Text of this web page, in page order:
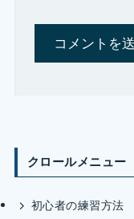
クロールメニュー
初心者の練習方法